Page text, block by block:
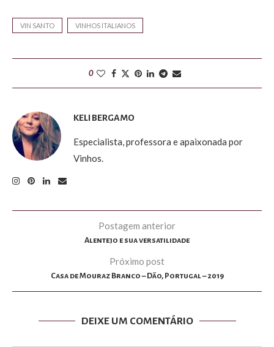
VIN SANTO VINHOS ITALIANOS
0
KELI BERGAMO
Especialista, professora e apaixonada por
Vinhos.
Postagem anterior
Alentejo e sua versatilidade
Próximo post
Casa de Mouraz Branco – Dão, Portugal – 2019
DEIXE UM COMENTÁRIO